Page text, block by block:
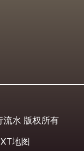
流水 版权所有
地图